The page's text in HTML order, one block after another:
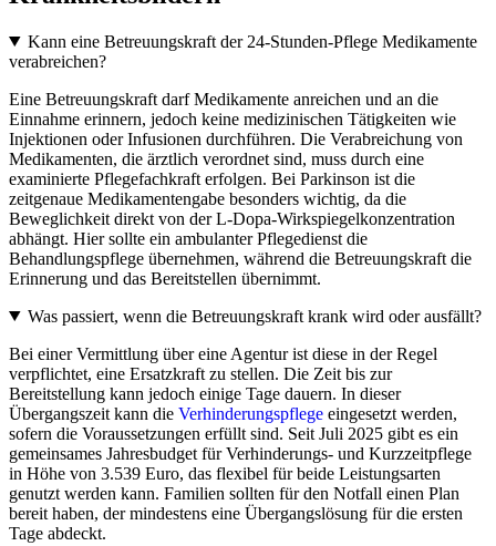
Kann eine Betreuungskraft der 24-Stunden-Pflege Medikamente
verabreichen?
Eine Betreuungskraft darf Medikamente anreichen und an die
Einnahme erinnern, jedoch keine medizinischen Tätigkeiten wie
Injektionen oder Infusionen durchführen. Die Verabreichung von
Medikamenten, die ärztlich verordnet sind, muss durch eine
examinierte Pflegefachkraft erfolgen. Bei Parkinson ist die
zeitgenaue Medikamentengabe besonders wichtig, da die
Beweglichkeit direkt von der L-Dopa-Wirkspiegelkonzentration
abhängt. Hier sollte ein ambulanter Pflegedienst die
Behandlungspflege übernehmen, während die Betreuungskraft die
Erinnerung und das Bereitstellen übernimmt.
Was passiert, wenn die Betreuungskraft krank wird oder ausfällt?
Bei einer Vermittlung über eine Agentur ist diese in der Regel
verpflichtet, eine Ersatzkraft zu stellen. Die Zeit bis zur
Bereitstellung kann jedoch einige Tage dauern. In dieser
Übergangszeit kann die Verhinderungspflege eingesetzt werden,
sofern die Voraussetzungen erfüllt sind. Seit Juli 2025 gibt es ein
gemeinsames Jahresbudget für Verhinderungs- und Kurzzeitpflege
in Höhe von 3.539 Euro, das flexibel für beide Leistungsarten
genutzt werden kann. Familien sollten für den Notfall einen Plan
bereit haben, der mindestens eine Übergangslösung für die ersten
Tage abdeckt.